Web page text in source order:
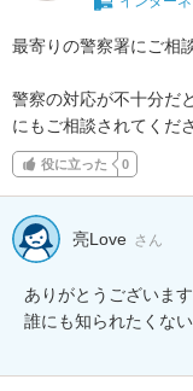
最寄りの警察署にご相
警察の対応が不十分だ
にもご相談されてくだ
役に立った 0
亮Love さん
ありがとうございます
誰にも知られたくな